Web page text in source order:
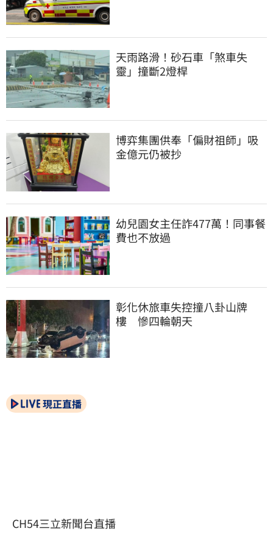
天雨路滑！砂石車「煞車失
靈」撞斷2燈桿
博弈集團供奉「偏財祖師」吸
金億元仍被抄
幼兒園女主任詐477萬！同事餐
費也不放過
彰化休旅車失控撞八卦山牌
樓　慘四輪朝天
現正直播
CH54三立新聞台直播